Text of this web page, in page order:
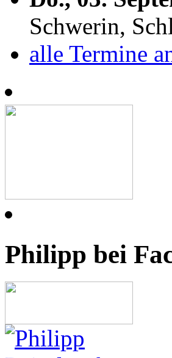
Schwerin,
alle Termine
Philipp bei